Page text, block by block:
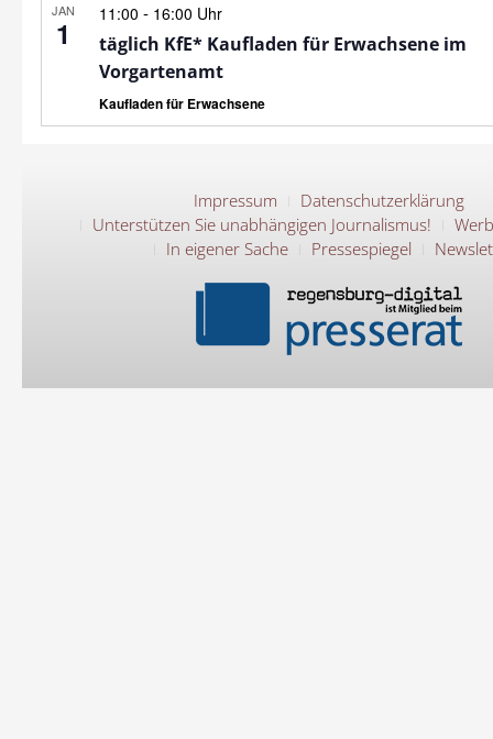
JAN
1
11:00 - 16:00 Uhr
täglich KfE* Kaufladen für Erwachsene im
Vorgartenamt
Kaufladen für Erwachsene
Impressum
Datenschutzerklärung
Unterstützen Sie unabhängigen Journalismus!
In eigener Sache
Pressespiegel